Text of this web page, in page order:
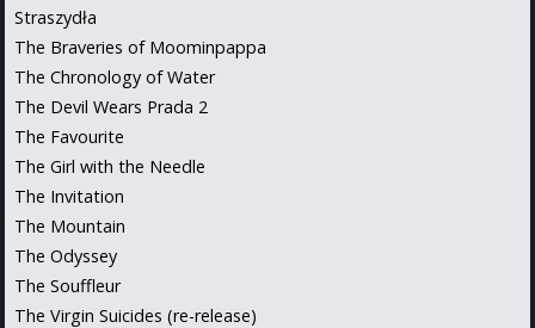
Straszydła
The Braveries of Moominpappa
The Chronology of Water
The Devil Wears Prada 2
The Favourite
The Girl with the Needle
The Invitation
The Mountain
The Odyssey
The Souffleur
The Virgin Suicides (re-release)